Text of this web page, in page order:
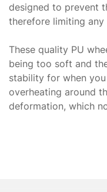
designed to prevent
therefore limiting
These quality PU
being too soft and
stability for when
overheating around
deformation, which